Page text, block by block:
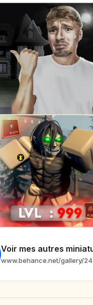
Voir mes autres
www.behance.net/gallery/